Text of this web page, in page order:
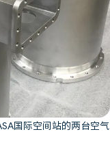
国际空间站的两台空气